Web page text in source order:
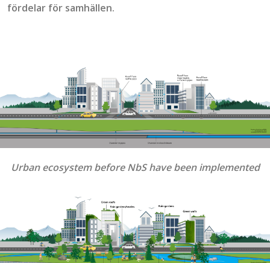
fördelar för samhällen.
Urban ecosystem before NbS have been implemented